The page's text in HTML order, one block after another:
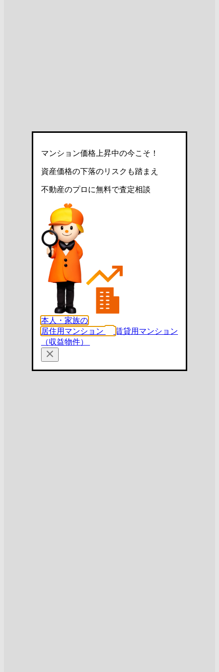
マンション価格上昇中の今こそ！
資産価格の下落のリスクも踏まえ
不動産のプロに無料で査定相談
本人・家族の
居住用マンション
賃貸用マンション
（収益物件）